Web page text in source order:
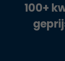
100+